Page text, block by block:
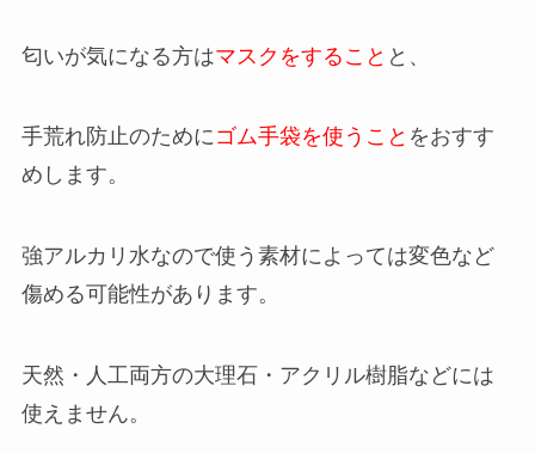
匂いが気になる方はマスクをすること と、
手荒れ防止のためにゴム手袋を使うこと をおすす
めします。
強アルカリ水なので使う素材によっては変色など
傷める可能性があります。
天然・人工両方の大理石・アクリル樹脂などには
使えません。